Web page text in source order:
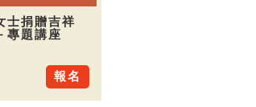
士捐贈吉祥
專題講座
報名